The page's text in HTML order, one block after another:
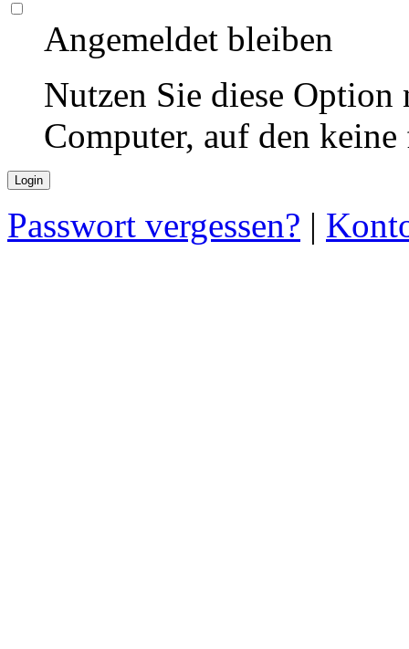
Angemeldet bleiben
Nutzen Sie diese
Computer, auf den
Passwort vergessen? |